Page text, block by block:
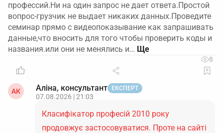
профессий.Ни на один запрос не дает ответа.Простой
вопрос-грузчик не выдает никаких данных.Проведите
семинар прямо с видеопоказывание как запрашивать
данные,что вносить для того чтобы проверить коды и
названия.или они не менялись и…
8
АК Аліна, консультант ЕКСПЕРТ
07.08.2026 | 21:03
Класифікатор професій 2010 року
продовжує застосовуватися. Проте на сайті